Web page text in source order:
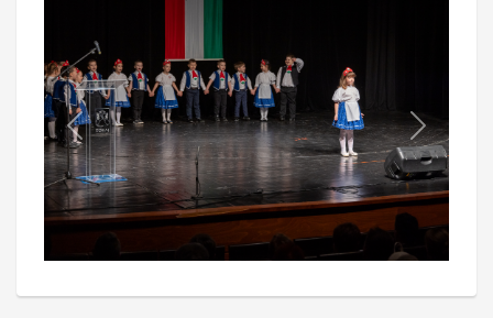
Művészeti Iskola diákjai adtak ünnepi műsort.
Previous Next